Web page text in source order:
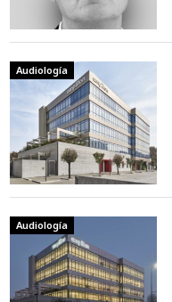
Audiología
Audiología